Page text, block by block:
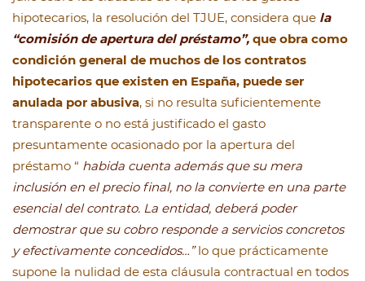
hipotecarios, la resolución del TJUE, considera que la
“comisión de apertura del préstamo”, que obra como
condición general de muchos de los contratos
hipotecarios que existen en España, puede ser
anulada por abusiva, si no resulta suficientemente
transparente o no está justificado el gasto
presuntamente ocasionado por la apertura del
préstamo “ habida cuenta además que su mera
inclusión en el precio final, no la convierte en una parte
esencial del contrato. La entidad, deberá poder
demostrar que su cobro responde a servicios concretos
y efectivamente concedidos…”lo que prácticamente
supone la nulidad de esta cláusula contractual en todos